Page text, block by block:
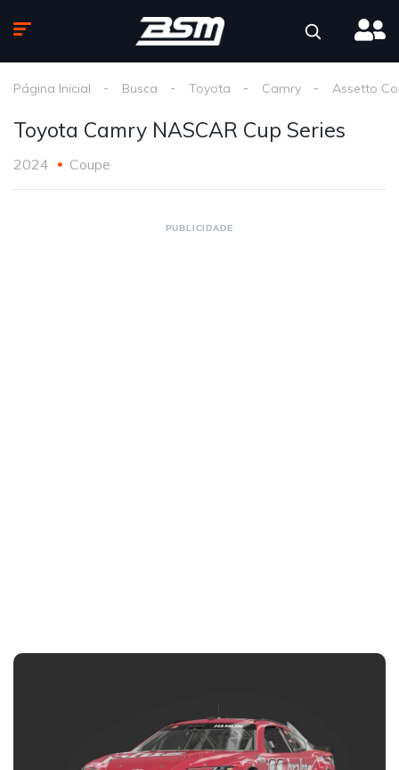
Página Inicial Busca Toyota Camry Assetto
Toyota Camry NASCAR Cup Series
2024 Coupe
PUBLICIDADE